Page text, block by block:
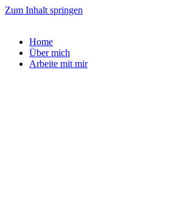
Zum Inhalt springen
Home
Über mich
Arbeite mit mir